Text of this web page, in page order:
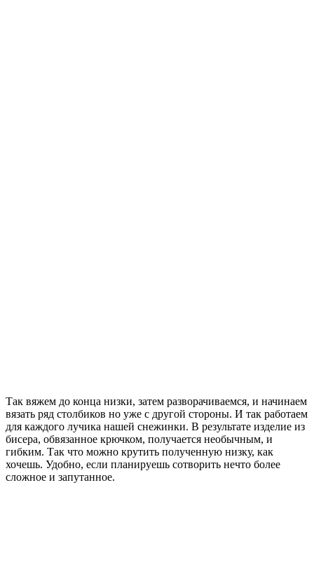
Так вяжем до конца низки, затем разворачиваемся, и начинаем
вязать ряд столбиков но уже с другой стороны. И так работаем
для каждого лучика нашей снежинки. В результате изделие из
бисера, обвязанное крючком, получается необычным, и
гибким. Так что можно крутить полученную низку, как
хочешь. Удобно, если планируешь сотворить нечто более
сложное и запутанное.